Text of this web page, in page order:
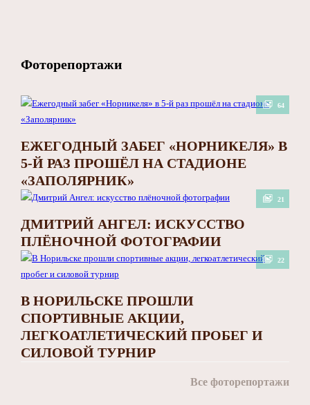
Фоторепортажи
64
ЕЖЕГОДНЫЙ ЗАБЕГ «НОРНИКЕЛЯ» В
5-Й РАЗ ПРОШЁЛ НА СТАДИОНЕ
«ЗАПОЛЯРНИК»
21
ДМИТРИЙ АНГЕЛ: ИСКУССТВО
ПЛЁНОЧНОЙ ФОТОГРАФИИ
22
В НОРИЛЬСКЕ ПРОШЛИ
СПОРТИВНЫЕ АКЦИИ,
ЛЕГКОАТЛЕТИЧЕСКИЙ ПРОБЕГ И
СИЛОВОЙ ТУРНИР
Все фоторепортажи